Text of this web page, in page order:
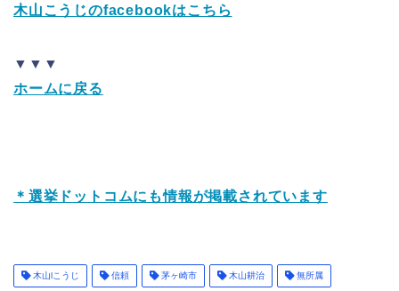
木山こうじのfacebookはこちら
▼▼▼
ホームに戻る
＊選挙ドットコムにも情報が掲載されています
木山lこうじ 信頼 茅ヶ崎市 木山耕治 無所属